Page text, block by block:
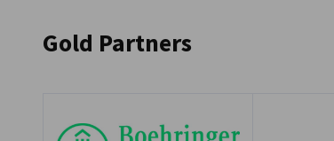
Gold Partners